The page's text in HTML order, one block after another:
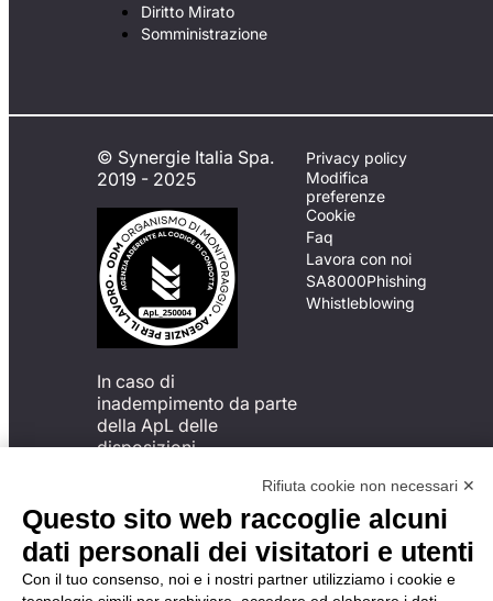
Diritto Mirato
Somministrazione
© Synergie Italia Spa.
2019 - 2025
In caso di
inadempimento da parte
della ApL delle
disposizioni
possibile presentare un
reclamo
all’Organismo di
Monitoraggio utilizzando
una delle modalità
Privacy policy
Modifica
preferenze
Cookie
Faq
Lavora con noi
SA8000Phishing
Whistleblowing
Rifiuta cookie non necessari ✕
Questo sito web raccoglie alcuni
dati personali dei visitatori e utenti
Con il tuo consenso, noi e i nostri partner utilizziamo i cookie e